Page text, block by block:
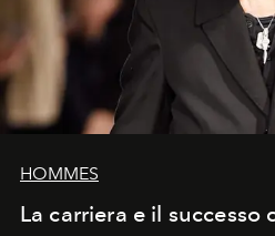
HOMMES
La carriera e il successo